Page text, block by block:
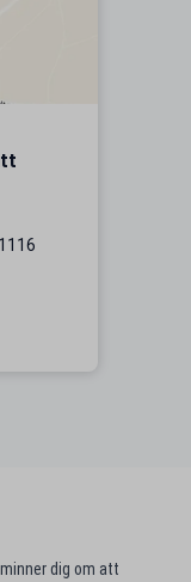
dig om att